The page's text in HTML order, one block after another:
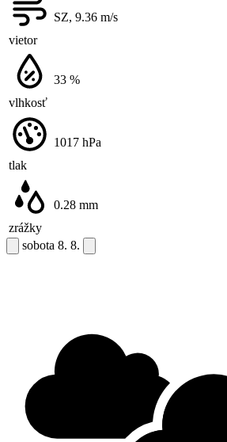
vietor
SZ, 9.36 m/s
vlhkosť
33 %
tlak
1017 hPa
zrážky
0.28 mm
sobota 8. 8.